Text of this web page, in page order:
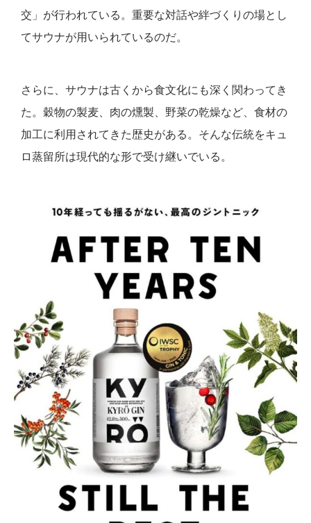
交」が行われている。重要な対話や絆づくりの場とし
てサウナが用いられているのだ。
さらに、サウナは古くから食文化にも深く関わってき
た。穀物の製麦、肉の燻製、野菜の乾燥など、食材の
加工に利用されてきた歴史がある。そんな伝統をキュ
ロ蒸留所は現代的な形で受け継いでいる。